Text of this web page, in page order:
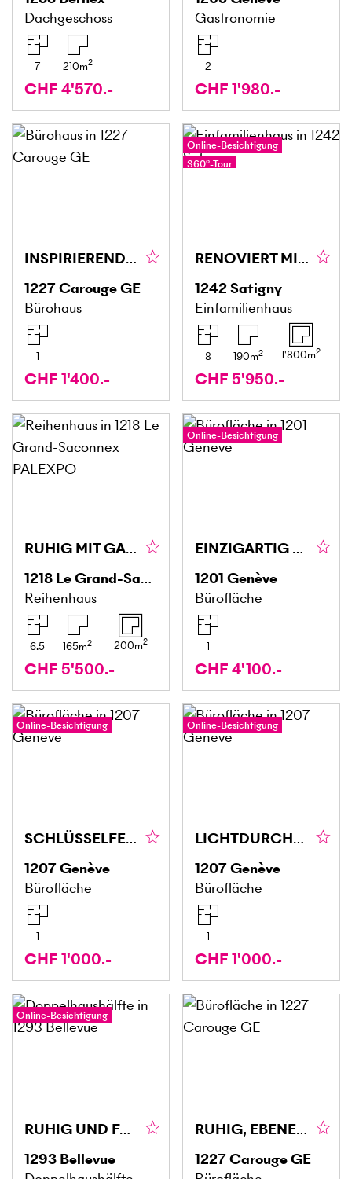
Dachgeschoss
7 210m2
CHF 4'570.-
Gastronomie
2
CHF 1'980.-
INSPIRIEREND UND LICHTDURCHFLUTET
1227Carouge GE
Bürohaus
1
CHF 1'400.-
Online-Besichtigung
360°-Tour
RENOVIERT MIT GARTEN, RUHIG IN DEN WEINBERGEN
1242Satigny
Einfamilienhaus
8 190m2 1'800m2
CHF 5'950.-
RUHIG MIT GARTEN FÜR DIE GANZE FAMILIE
1218 Le Grand-Saconnex PALEXPO
Reihenhaus
6.5 165m2 200m2
CHF 5'500.-
Online-Besichtigung
EINZIGARTIG UND LUXURIÖS
1201 Genève
Bürofläche
1
CHF 4'100.-
Online-Besichtigung
SCHLÜSSELFERTIGER GESCHÄFTSRAUM (2)
1207Genève
Bürofläche
1
CHF 1'000.-
Online-Besichtigung
LICHTDURCHFLUTETE FLÄCHE IN EAUX-VIVES (1)
1207Genève
Bürofläche
1
CHF 1'000.-
Online-Besichtigung
RUHIG UND FAMILIÄR
1293 Bellevue
RUHIG, EBENERDIG & IDEAL GELEGEN
1227Carouge GE